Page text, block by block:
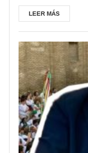
LEER MÁS